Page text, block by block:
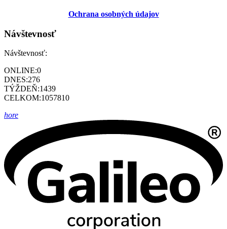
Ochrana osobných údajov
Návštevnosť
Návštevnosť:
ONLINE:0
DNES:276
TÝŽDEŇ:1439
CELKOM:1057810
hore